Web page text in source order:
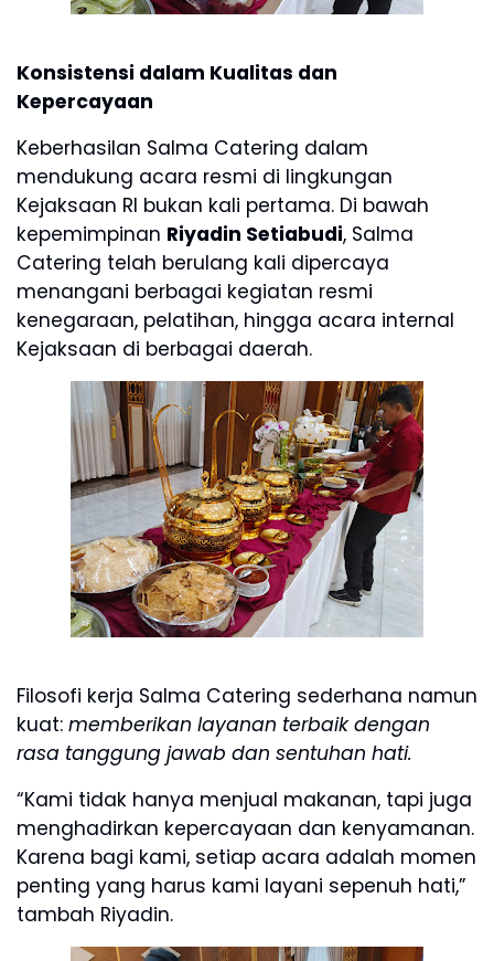
Konsistensi dalam Kualitas dan
Kepercayaan
Keberhasilan Salma Catering dalam
mendukung acara resmi di lingkungan
Kejaksaan RI bukan kali pertama. Di bawah
kepemimpinan Riyadin Setiabudi, Salma
Catering telah berulang kali dipercaya
menangani berbagai kegiatan resmi
kenegaraan, pelatihan, hingga acara internal
Kejaksaan di berbagai daerah.
Filosofi kerja Salma Catering sederhana namun
kuat: memberikan layanan terbaik dengan
rasa tanggung jawab dan sentuhan hati.
“Kami tidak hanya menjual makanan, tapi juga
menghadirkan kepercayaan dan kenyamanan.
Karena bagi kami, setiap acara adalah momen
penting yang harus kami layani sepenuh hati,”
tambah Riyadin.